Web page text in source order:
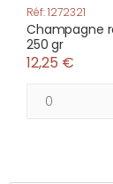
Réf: 1272321
Champagne
250 gr
12,25 €